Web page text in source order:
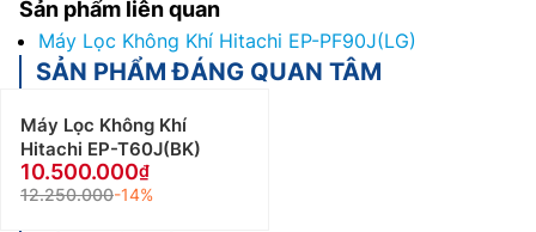
Sản phẩm liên quan
Máy Lọc Không Khí Hitachi EP-PF90J(LG)
SẢN PHẨM ĐÁNG QUAN TÂM
Máy Lọc Không Khí
Hitachi EP-T60J(BK)
10.500.000
12.250.000-14%